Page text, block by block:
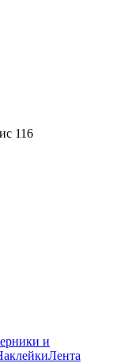
116
и
Лента